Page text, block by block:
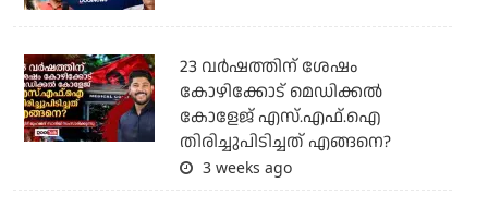
23 വർഷത്തിന് ശേഷം
കോഴിക്കോട് മെഡിക്കൽ
കോളേജ് എസ്.എഫ്.ഐ
തിരിച്ചുപിടിച്ചത് എങ്ങനെ?
3 weeks ago